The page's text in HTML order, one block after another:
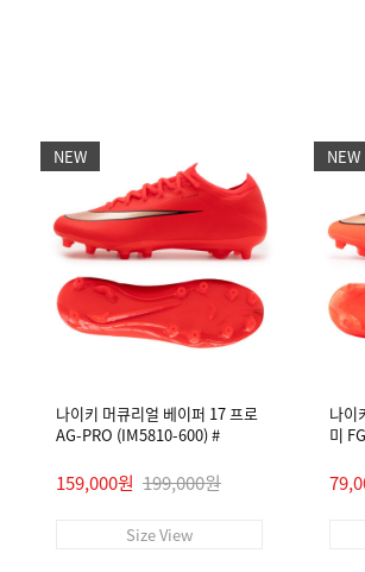
NEW
나이키 머큐리얼 베이퍼 17 프로
AG-PRO (IM5810-600) #
159,000원 199,000원
Size View
NEW
나이
미